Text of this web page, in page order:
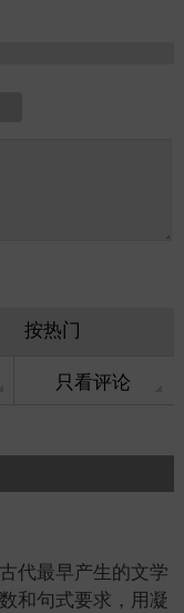
按热门
只看评论
代最早产生的文学
和句式要求，用凝